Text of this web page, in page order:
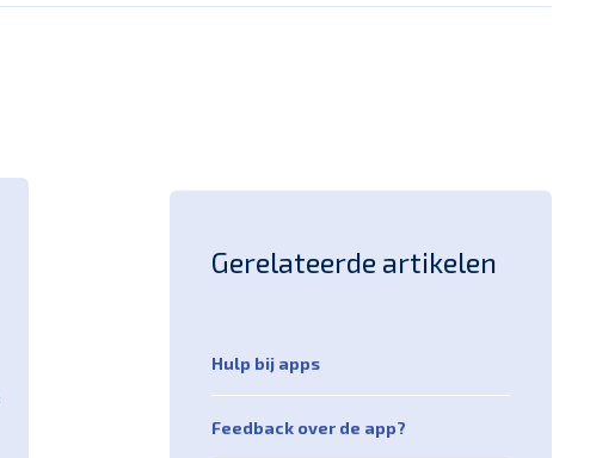
Gerelateerde artikelen
Hulp bij apps
Feedback over de app?